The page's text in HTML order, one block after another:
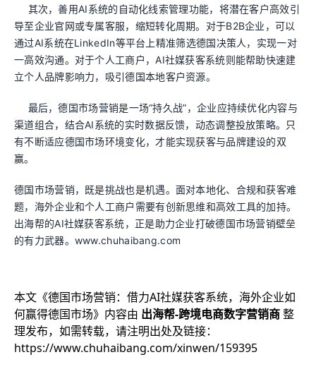
其次，善用AI系统的自动化线索管理功能，将潜在客户高效引
导至企业官网或专属客服，缩短转化周期。对于B2B企业，可以
通过AI系统在LinkedIn等平台上精准筛选德国决策人，实现一对
一高效沟通。对于个人工商户，AI社媒获客系统则能帮助快速建
立个人品牌影响力，吸引德国本地客户资源。
最后，德国市场营销是一场“持久战”，企业应持续优化内容与
渠道组合，结合AI系统的实时数据反馈，动态调整投放策略。只
有不断适应德国市场环境变化，才能实现获客与品牌建设的双
赢。
德国市场营销，既是挑战也是机遇。面对本地化、合规和获客难
题，海外企业和个人工商户需要有创新思维和高效工具的加持。
出海帮的AI社媒获客系统，正是助力企业打破德国市场营销壁垒
的有力武器。www.chuhaibang.com
本文《德国市场营销：借力AI社媒获客系统，海外企业如
何赢得德国市场》内容由 出海帮-跨境电商数字营销商整
理发布，如需转载，请注明出处及链接：
https://www.chuhaibang.com/xinwen/159395